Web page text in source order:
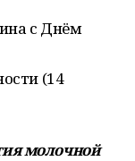
с Днём
(14
молочной